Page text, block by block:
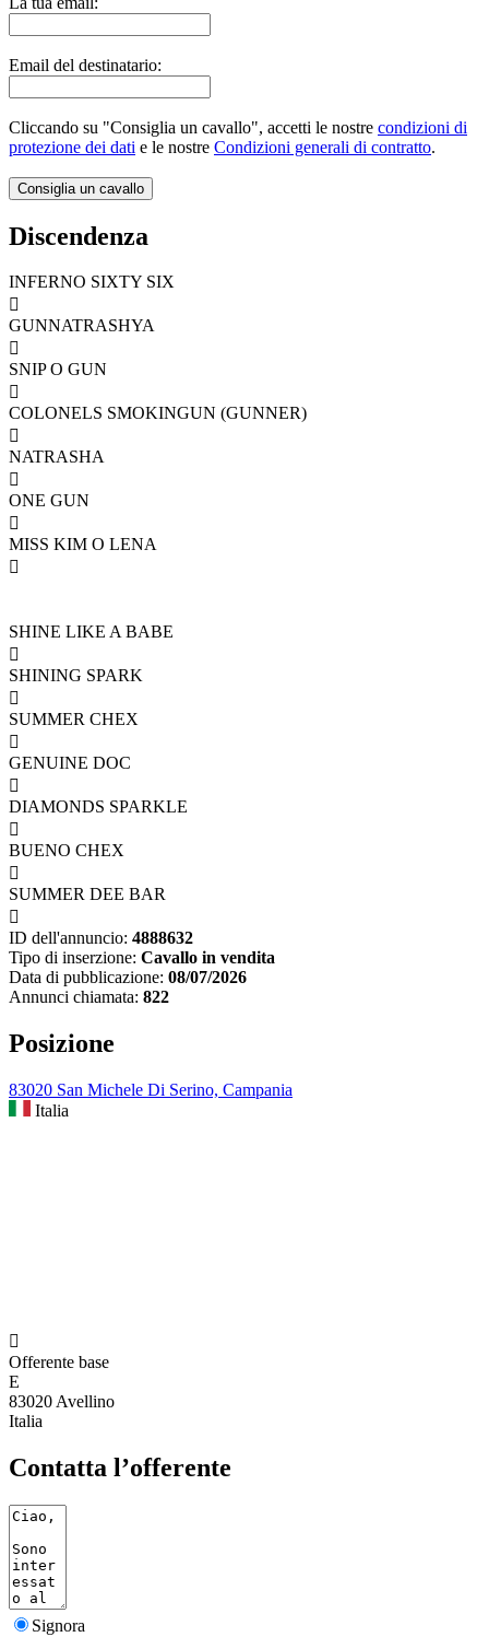
Email del destinatario:
Cliccando su "Consiglia un cavallo", accetti le nostre condizioni di
protezione dei dati e le nostre Condizioni generali di contratto.
Discendenza
INFERNO SIXTY SIX

GUNNATRASHYA

SNIP O GUN

COLONELS SMOKINGUN (GUNNER)

NATRASHA

ONE GUN

MISS KIM O LENA

SHINE LIKE A BABE

SHINING SPARK

SUMMER CHEX

GENUINE DOC

DIAMONDS SPARKLE

BUENO CHEX

SUMMER DEE BAR

ID dell'annuncio: 4888632
Tipo di inserzione: Cavallo in vendita
Data di pubblicazione: 08/07/2026
Annunci chiamata: 822
Posizione
83020 San Michele Di Serino, Campania
Italia

Offerente base
E
83020 Avellino
Italia
Contatta l’offerente
Signora